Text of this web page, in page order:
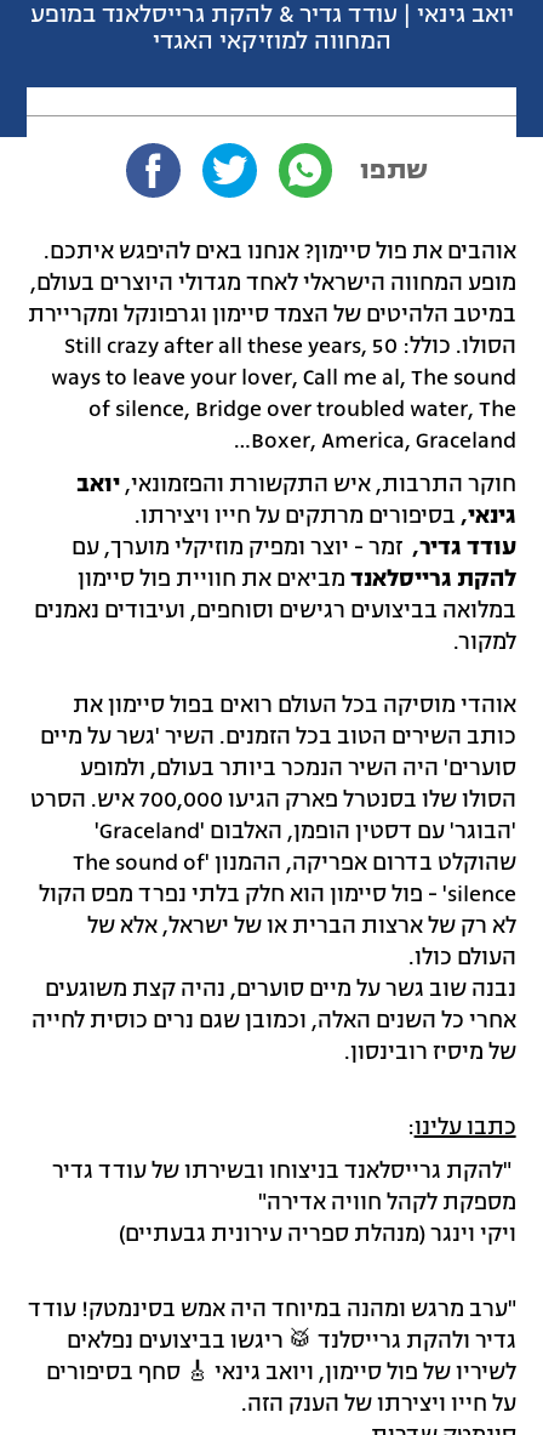
יואב גינאי | עודד גדיר & להקת גרייסלאנד במופע
המחווה למוזיקאי האגדי
שתפו
אוהבים את פול סיימון? אנחנו באים להיפגש איתכם.
מופע המחווה הישראלי לאחד מגדולי היוצרים בעולם,
במיטב הלהיטים של הצמד סיימון וגרפונקל ומקריירת
הסולו. כולל: Still crazy after all these years, 50
ways to leave your lover, Call me al, The sound
of silence, Bridge over troubled water, The
Boxer, America, Graceland…
חוקר התרבות, איש התקשורת והפזמונאי, יואב
גינאי, בסיפורים מרתקים על חייו ויצירתו.
עודד גדיר, זמר - יוצר ומפיק מוזיקלי מוערך, עם
להקת גרייסלאנד מביאים את חוויית פול סיימון
במלואה בביצועים רגישים וסוחפים, ועיבודים נאמנים
למקור.
אוהדי מוסיקה בכל העולם רואים בפול סיימון את
כותב השירים הטוב בכל הזמנים. השיר 'גשר על מיים
סוערים' היה השיר הנמכר ביותר בעולם, ולמופע
הסולו שלו בסנטרל פארק הגיעו 700,000 איש. הסרט
'הבוגר' עם דסטין הופמן, האלבום 'Graceland'
שהוקלט בדרום אפריקה, ההמנון 'The sound of
silence' - פול סיימון הוא חלק בלתי נפרד מפס הקול
לא רק של ארצות הברית או של ישראל, אלא של
העולם כולו.
נבנה שוב גשר על מיים סוערים, נהיה קצת משוגעים
אחרי כל השנים האלה, וכמובן שגם נרים כוסית לחייה
של מיסיז רובינסון.
כתבו עלינו:
"להקת גרייסלאנד בניצוחו ובשירתו של עודד גדיר
מספקת לקהל חוויה אדירה"
ויקי וינגר (מנהלת ספריה עירונית גבעתיים)
"ערב מרגש ומהנה במיוחד היה אמש בסינמטק! עודד
גדיר ולהקת גרייסלנד 🥁 ריגשו בביצועים נפלאים
לשיריו של פול סיימון, ויואב גינאי 🎸 סחף בסיפורים
על חייו ויצירתו של הענק הזה.